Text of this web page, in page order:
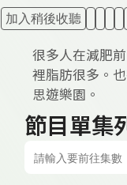
加入稍後收聽
很多人在減肥
裡脂肪很多。
思遊樂園。
節目單集